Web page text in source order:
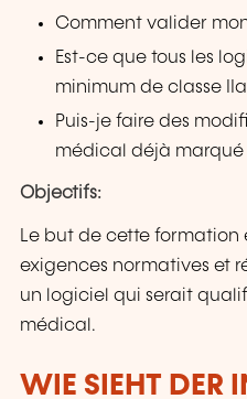
Comment valider
Est-ce que tous les
minimum de classe
Puis-je faire des
médical déjà marqué
Objectifs:
Le but de cette formation
exigences normatives et
un logiciel qui serait
médical.
WIE SIEHT DER